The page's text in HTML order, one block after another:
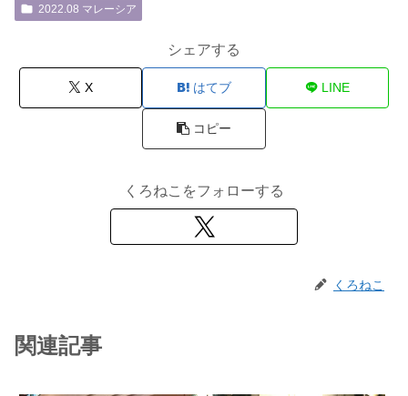
2022.08 マレーシア
シェアする
X はてブ LINE
コピー
くろねこをフォローする
くろねこ
関連記事